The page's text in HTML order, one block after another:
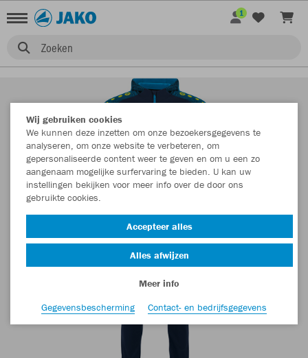
Zoeken
1
Wij gebruiken cookies
We kunnen deze inzetten om onze bezoekersgegevens te
analyseren, om onze website te verbeteren, om
gepersonaliseerde content weer te geven en om u een zo
aangenaam mogelijke surfervaring te bieden. U kan uw
instellingen bekijken voor meer info over de door ons
gebruikte cookies.
Accepteer alles
Alles afwijzen
Meer info
Gegevensbescherming
Contact- en bedrijfsgegevens